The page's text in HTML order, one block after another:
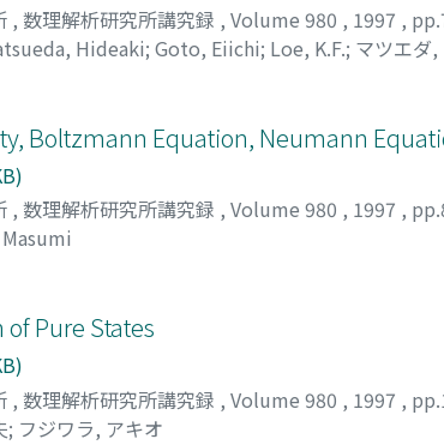
, 数理解析研究所講究録 , Volume 980 , 1997 ,
Hideaki; Goto, Eiichi; Loe, K.F.; マツエダ,
Boltzmann Equation, Neumann
, 数理解析研究所講究録 , Volume 980 , 1997 ,
Pure States
, 数理解析研究所講究録 , Volume 980 , 1997 ,
; フジワラ, アキオ